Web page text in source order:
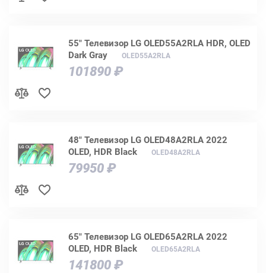
55" Телевизор LG OLED55A2RLA HDR, OLED
Dark Gray
OLED55A2RLA
101890 ₽
48" Телевизор LG OLED48A2RLA 2022
OLED, HDR Black
OLED48A2RLA
79950 ₽
65" Телевизор LG OLED65A2RLA 2022
OLED, HDR Black
OLED65A2RLA
141800 ₽